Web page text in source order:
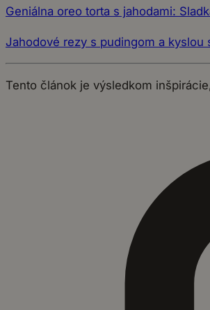
Geniálna oreo torta s jahodami:
Jahodové rezy s pudingom a
Tento článok je výsledkom